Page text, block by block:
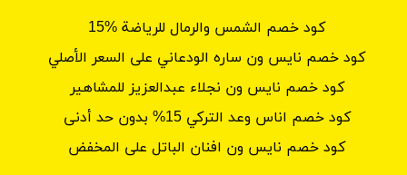
كود خصم الشمس والرمال للرياضة %15
كود خصم نايس ون ساره الودعاني على السعر الأصلي
كود خصم نايس ون نجلاء عبدالعزيز للمشاهير
كود خصم اناس وعد التركي 15% بدون حد أدنى
كود خصم نايس ون افنان الباتل على المخفض